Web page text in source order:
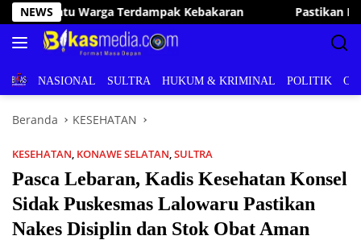
Langsung
ke
konten
NEWSPastikan Pelayanan Publik Optimal, Irham Kalenggo
BERITANASIONAL SULTRA HUKUM & KRIMINAL POLITIK
Beranda KESEHATAN
KESEHATAN, KONAWE SELATAN,SULTRA
Pasca Lebaran, Kadis Kesehatan Konsel
Sidak Puskesmas Lalowaru Pastikan
Nakes Disiplin dan Stok Obat Aman